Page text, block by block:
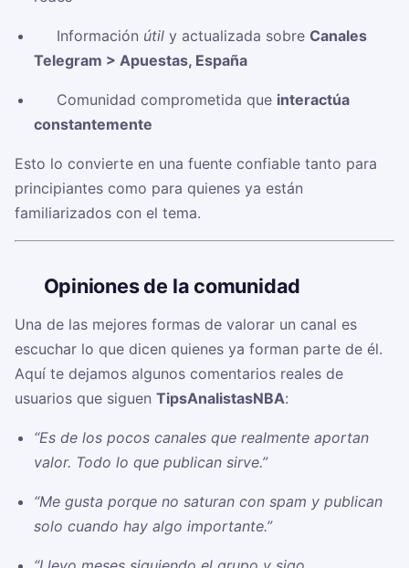
✅ Información útily actualizada sobre Canales
Telegram > Apuestas, España
✅ Comunidad comprometida que interactúa
constantemente
Esto lo convierte en una fuente confiable tanto para
principiantes como para quienes ya están
familiarizados con el tema.
Opiniones de la comunidad
Una de las mejores formas de valorar un canal es
escuchar lo que dicen quienes ya forman parte de él.
Aquí te dejamos algunos comentarios reales de
usuarios que siguen TipsAnalistasNBA:
“Es de los pocos canales que realmente aportan
valor. Todo lo que publican sirve.”
“Me gusta porque no saturan con spam y publican
solo cuando hay algo importante.”